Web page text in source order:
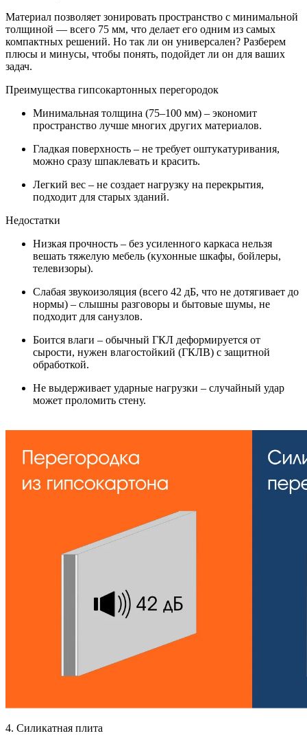
Материал позволяет зонировать пространство с минимальной
толщиной — всего 75 мм, что делает его одним из самых
компактных решений. Но так ли он универсален? Разберем
плюсы и минусы, чтобы понять, подойдет ли он для ваших
задач.
Преимущества гипсокартонных перегородок
Минимальная толщина (75–100 мм) – экономит
пространство лучше многих других материалов.
Гладкая поверхность – не требует оштукатуривания,
можно сразу шпаклевать и красить.
Легкий вес – не создает нагрузку на перекрытия,
подходит для старых зданий.
Недостатки
Низкая прочность – без усиленного каркаса нельзя
вешать тяжелую мебель (кухонные шкафы, бойлеры,
телевизоры).
Слабая звукоизоляция (всего 42 дБ, что не дотягивает до
нормы) – слышны разговоры и бытовые шумы, не
подходит для санузлов.
Боится влаги – обычный ГКЛ деформируется от
сырости, нужен влагостойкий (ГКЛВ) с защитной
обработкой.
Не выдерживает ударные нагрузки – случайный удар
может проломить стену.
4. Силикатная плита